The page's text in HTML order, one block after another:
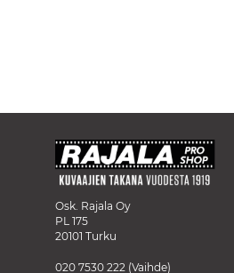
Osk. Rajala Oy
PL 175
20101 Turku
020 7530 222 (Vaihde)